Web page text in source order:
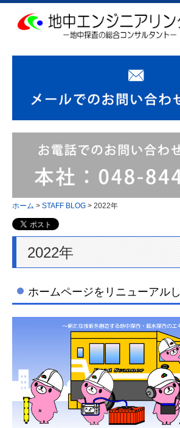
地中探査
埋設管調査
障害物調査
鉄筋調査
音聴調査
相関調査
管路音圧監視システムによる調査
トレンド工法による調査
管路診断調査
地質調査
ホーム STAFF BLOG 2022年
2022年
ホームページをリニューアル